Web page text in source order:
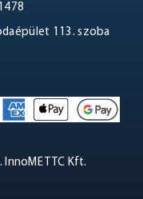
113. szoba
TTC Kft.